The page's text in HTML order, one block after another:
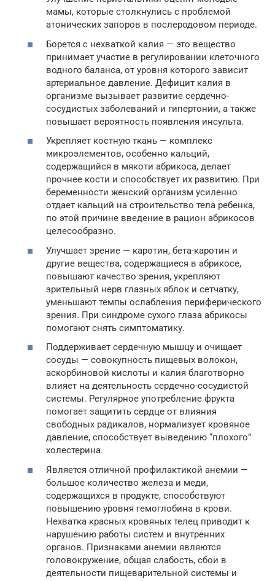
мамы, которые столкнулись с проблемой
атонических запоров в послеродовом периоде.
Борется с нехваткой калия — это вещество
принимает участие в регулировании клеточного
водного баланса, от уровня которого зависит
артериальное давление. Дефицит калия в
организме вызывает развитие сердечно-
сосудистых заболеваний и гипертонии, а также
повышает вероятность появления инсульта.
Укрепляет костную ткань — комплекс
микроэлементов, особенно кальций,
содержащийся в мякоти абрикоса, делает
прочнее кости и способствует их развитию. При
беременности женский организм усиленно
отдает кальций на строительство тела ребенка,
по этой причине введение в рацион абрикосов
целесообразно.
Улучшает зрение — каротин, бета-каротин и
другие вещества, содержащиеся в абрикосе,
повышают качество зрения, укрепляют
зрительный нерв глазных яблок и сетчатку,
уменьшают темпы ослабления периферического
зрения. При синдроме сухого глаза абрикосы
помогают снять симптоматику.
Поддерживает сердечную мышцу и очищает
сосуды — совокупность пищевых волокон,
аскорбиновой кислоты и калия благотворно
влияет на деятельность сердечно-сосудистой
системы. Регулярное употребление фрукта
помогает защитить сердце от влияния
свободных радикалов, нормализует кровяное
давление, способствует выведению “плохого”
холестерина.
Является отличной профилактикой анемии —
большое количество железа и меди,
содержащихся в продукте, способствуют
повышению уровня гемоглобина в крови.
Нехватка красных кровяных телец приводит к
нарушению работы систем и внутренних
органов. Признаками анемии являются
головокружение, общая слабость, сбои в
деятельности пищеварительной системы и